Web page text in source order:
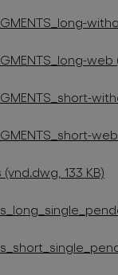
web
133 KB)